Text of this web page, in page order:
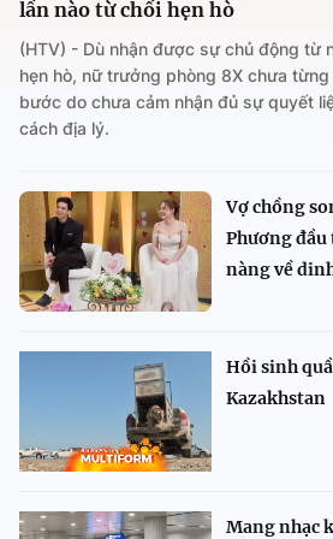
lần nào từ chối hẹn hò
(HTV) - Dù nhận được sự chủ động từ
hẹn hò, nữ trưởng phòng 8X chưa
bước do chưa cảm nhận đủ sự quyết
cách địa lý.
Vợ chồng
Phương đầu
nàng về
Hồi sinh
Kazakhstan
Mang nhạc